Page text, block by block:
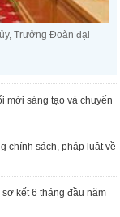
Trưởng Đoàn đại
mới sáng tạo và chuyển
chính sách, pháp luật về
kết 6 tháng đầu năm